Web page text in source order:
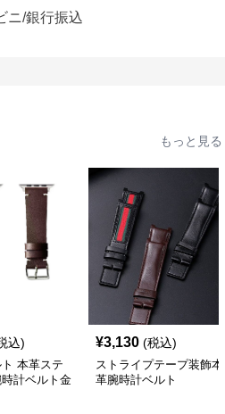
ニ/銀行振込
もっと見る
込)
本革ステ
計ベルト金
¥3,130 (税込)
ストライプテープ装飾本
革腕時計ベルト